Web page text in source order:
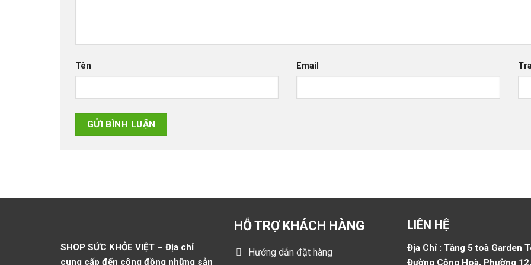
Tên Email
SHOP SỨC KHỎE VIỆT – Địa chỉ
cung cấp đến cộng đồng những sản
HỖ TRỢ KHÁCH HÀNG
Hướng dẫn đặt hàng
LIÊN HỆ
Địa Chỉ : Tầng 5 toà Garden
Đường Cộng Hoà, Phường